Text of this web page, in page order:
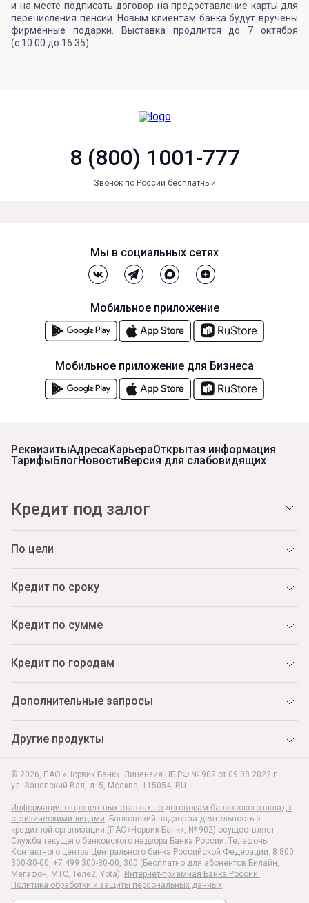
и на месте подписать договор на предоставление карты для
перечисления пенсии. Новым клиентам банка будут вручены
фирменные подарки. Выставка продлится до 7 октября
(с 10:00 до 16:35).
8 (800) 1001-777
Звонок по России бесплатный
© 2026, ПАО «Норвик Банк». Лицензия ЦБ РФ № 902 от 09.08.2022 г.
ул. Зацепский Вал, д. 5, Москва, 115054, RU
Информация о процентных ставках по договорам банковского вклада
с физическими лицами. Банковский надзор за деятельностью
кредитной организации (ПАО«Норвик Банк», № 902) осуществляет
Служба текущего банковского надзора Банка России. Телефоны
Контактного центра Центрального банка Российской Федерации: 8 800
300-30-00, +7 499 300-30-00, 300 (Бесплатно для абонентов Билайн,
Мегафон, МТС, Теле2, Yota). Интернет-приемная Банка России.
Политика обработки и защиты персональных данных
РеквизитыАдресаКарьераОткрытая информация
ТарифыБлогНовостиВерсия для слабовидящих
Кредит под залог
По цели
Кредит по сроку
Кредит по сумме
Кредит по городам
Дополнительные запросы
Другие продукты
Мы в социальных сетях
Мобильное приложение
Мобильное приложение для Бизнеса